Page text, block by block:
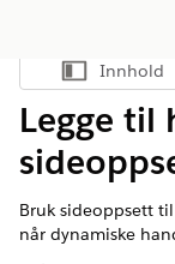
Vis
Innhold
Legge til
Bruk sideoppsett
når dynamiske